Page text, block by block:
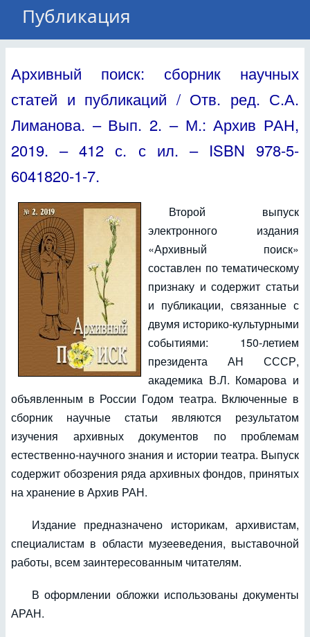
Публикация
Архивный поиск: сборник научных
статей и публикаций / Отв. ред. С.А.
Лиманова. – Вып. 2. – М.: Архив РАН,
2019. – 412 с. с ил. – ISBN 978-5-
6041820-1-7.
Второй выпуск
электронного издания
«Архивный поиск»
составлен по тематическому
признаку и содержит статьи
и публикации, связанные с
двумя историко-культурными
событиями: 150-летием
президента АН СССР,
академика В.Л. Комарова и
объявленным в России Годом театра. Включенные в
сборник научные статьи являются результатом
изучения архивных документов по проблемам
естественно-научного знания и истории театра. Выпуск
содержит обозрения ряда архивных фондов, принятых
на хранение в Архив РАН.
Издание предназначено историкам, архивистам,
специалистам в области музееведения, выставочной
работы, всем заинтересованным читателям.
В оформлении обложки использованы документы
АРАН.